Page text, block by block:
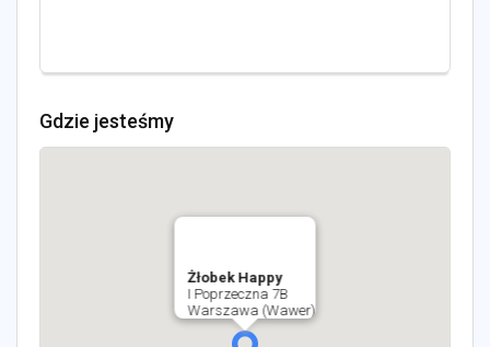
Gdzie jesteśmy
Żłobek Happy
I Poprzeczna 7B
Warszawa (Wawer)